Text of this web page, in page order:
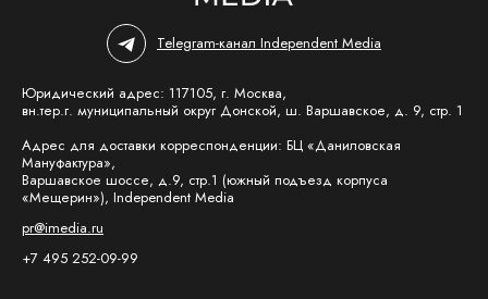
Telegram-канал Independent Media
Юридический адрес: 117105, г. Москва,
вн.тер.г. муниципальный округ Донской, ш. Варшавское, д. 9, стр. 1
Адрес для доставки корреспонденции: БЦ «Даниловская
Мануфактура»,
Варшавское шоссе, д.9, стр.1 (южный подъезд корпуса
«Мещерин»), Independent Media
pr@imedia.ru
+7 495 252-09-99